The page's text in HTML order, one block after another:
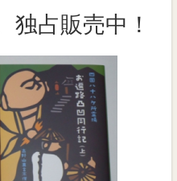
独占販売中！